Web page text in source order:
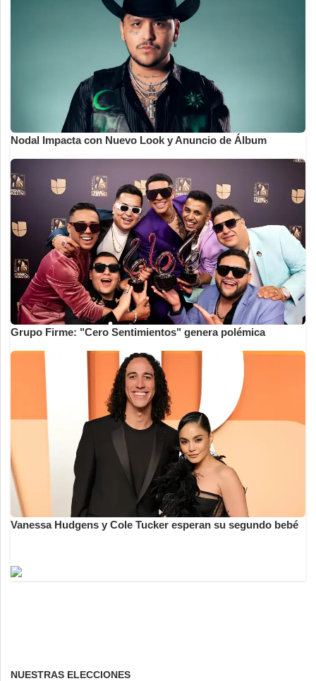
Nodal Impacta con Nuevo Look y Anuncio de Álbum
Grupo Firme: "Cero Sentimientos" genera polémica
Vanessa Hudgens y Cole Tucker esperan su segundo bebé
NUESTRAS ELECCIONES